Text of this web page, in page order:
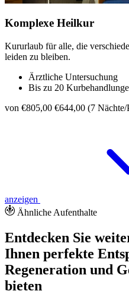
Komplexe Heilkur
Kururlaub für alle, die
leiden zu bleiben.
Ärztliche Untersuchung
Bis zu 20
von €805,00 €644,00 (7 Nächte/
anzeigen
Ähnliche Aufenthalte
Entdecken Sie
Ihnen perfekte
Regeneration und
bieten